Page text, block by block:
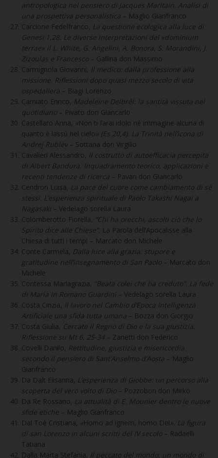
antropologica nel pensiero di Jacques Maritain. Analisi di
una prospettiva personalistica – Maglio Gianfranco
Carcione Fedelfranco, La questione ecologica alla luce di
Genesi 1,28. Le diverse interpretazioni del «dominium
terrae» il L. White, G. Angelini, A. Bonora, S. Morandini, J.
Zizoulas e Francesco – Gallina don Massimo
Carmignola Giovanni, Il medico: dalla professione alla
missione. Riflessioni dopo quasi mezzo secolo di vita
ospedaliera – Biagi Lorenzo
Carniato Enrico, Madeleine Delbrêl: la santità vissuta nel
quotidiano – Pivato don Giancarlo
Castellaro Anna, «Non ti farai idolo né immagine alcuna di
quanto è lassù nel cielo » (Es 20,4). La Trinità nell’icona di
Andrej Rublëv– Sottana don Virgilio
Cavalieri Alessandro, Il costrutto di autoefficacia percepita
di Albert Bandura. Inquadramento teorico, applicazioni e
recenti tendenze di ricerca – Pavan don Giancarlo
Cendron Luisa, La pace del cuore come cambiamento di sé
stessi. L’esperienza spirituale di Paolo Takashi Nagai a
Nagasaki – Vedelago sorella Laura
Colomberotto Fiorella, “Chi ha orecchi, ascolti ciò che lo
Spirito dice alle Chiese”. La Parola dell’Apocalisse alla
Chiesa di tutti i tempi – Marcato don Michele
Conte Carmela, Dalla luce alla grazia: stupore e
gratitudine nell’insegnamento di San Paolo – Marcato don
Michele
Contessa Mariagrazia, “Beata colei che ha creduto”. La fede
di Maria in Romano Guardini – Vedelago sorella Laura
Costa Cinzia, Il lavoro nel Cambio d’Epoca Intelligenza
Artificiale una sfida tutta umana – Bozza don Giorgio
Costa Giulia, Cercate il Regno di Dio e la sua giustizia.
Riflessione su Mt 6, 25-34 – Zanetti don Federico
Covelli Danilo, Rettitudine, giustizia e misericordia
secondo il pensiero di Sant’Anselmo d’Aosta – Maglio
Gianfranco
Da Dalt Elisanna, L’esperienza di Giobbe: un percorso alla
scoperta del vero volto di Dio – Pozzobon don Mirko
Da Re Rossano, La attualità di E. Mounier dentro le nuove
sfide etiche – Maglio Gianfranco
Dal Toè Cristiana, «Homo ad ignem, homo Dei ». La figura
di san Lorenzo in alcuni scritti del IV secolo – Radaelli
Tatiana
Dalla Marta Stefania, Il peccato del mondo: un mondo di